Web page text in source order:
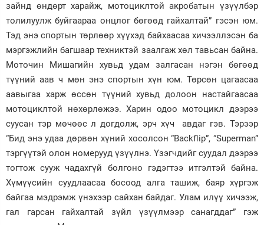
зайнд өндөрт харайж, мотоциклтой акробатын үзүүлбэр
толилуулж буйгаараа онцлог бөгөөд гайхалтай” гэсэн юм.
Тэд энэ спортын төрлөөр хүүхэд байхаасаа хичээллэсэн ба
мэргэжлийн багшаар техниктэй заалгаж хөл тавьсан байна.
Моточин Мишагийн хувьд удам залгасан нэгэн бөгөөд
түүний аав ч мөн энэ спортын хүн юм. Төрсөн цагаасаа
аавыгаа харж өссөн түүний хувьд долоон настайгаасаа
мотоциклтой нөхөрлөжээ. Харин одоо мотоцикл дээрээ
суусан тэр мөчөөс л догдолж, эрч хүч авдаг гэв. Тэрээр
“Бид энэ удаа дөрвөн хүний хосолсон “Backflip”, “Superman”
тэргүүтэй олон номерууд үзүүлнэ. Үзэгчдийг суудал дээрээ
тогтож сууж чадахгүй болгоно гэдэгтээ итгэлтэй байна.
Хүмүүсийн суудлаасаа босоод алга ташиж, баяр хүргэж
байгаа мэдрэмж үнэхээр сайхан байдаг. Улам илүү хичээж,
гал гарсан гайхалтай зүйл үзүүлмээр санагддаг” гэж